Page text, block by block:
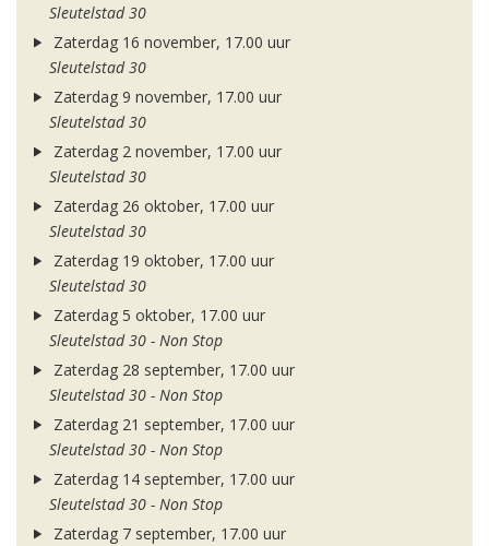
Sleutelstad 30
Zaterdag 16 november, 17.00 uur
Sleutelstad 30
Zaterdag 9 november, 17.00 uur
Sleutelstad 30
Zaterdag 2 november, 17.00 uur
Sleutelstad 30
Zaterdag 26 oktober, 17.00 uur
Sleutelstad 30
Zaterdag 19 oktober, 17.00 uur
Sleutelstad 30
Zaterdag 5 oktober, 17.00 uur
Sleutelstad 30 - Non Stop
Zaterdag 28 september, 17.00 uur
Sleutelstad 30 - Non Stop
Zaterdag 21 september, 17.00 uur
Sleutelstad 30 - Non Stop
Zaterdag 14 september, 17.00 uur
Sleutelstad 30 - Non Stop
Zaterdag 7 september, 17.00 uur